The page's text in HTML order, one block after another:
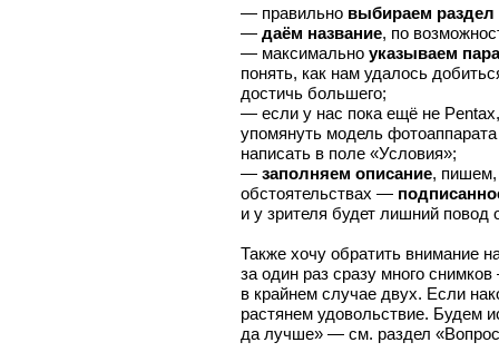
— правильно выбираем раздел
— даём название, по
— максимально указываем
понять, как нам удалось
достичь большего;
— если у нас пока ещё не
упомянуть модель
написать в поле «Условия»;
— заполняем описание, пишем,
обстоятельствах —
и у зрителя будет лишний повод
Также хочу обратить внимание
за один раз сразу много
в крайнем случае двух. Если
растянем удовольствие. Будем
да лучше» — см. раздел